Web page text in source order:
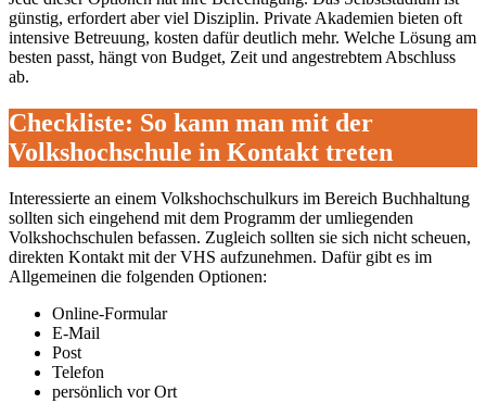
günstig, erfordert aber viel Disziplin. Private Akademien bieten oft
intensive Betreuung, kosten dafür deutlich mehr. Welche Lösung am
besten passt, hängt von Budget, Zeit und angestrebtem Abschluss
ab.
Checkliste: So kann man mit der
Volkshochschule in Kontakt treten
Interessierte an einem Volkshochschulkurs im Bereich Buchhaltung
sollten sich eingehend mit dem Programm der umliegenden
Volkshochschulen befassen. Zugleich sollten sie sich nicht scheuen,
direkten Kontakt mit der VHS aufzunehmen. Dafür gibt es im
Allgemeinen die folgenden Optionen:
Online-Formular
E-Mail
Post
Telefon
persönlich vor Ort